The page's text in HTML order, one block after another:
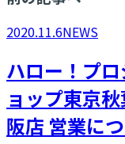
2020.11.6NEWS
ハロー！プ
ョップ東京
阪店 営業に